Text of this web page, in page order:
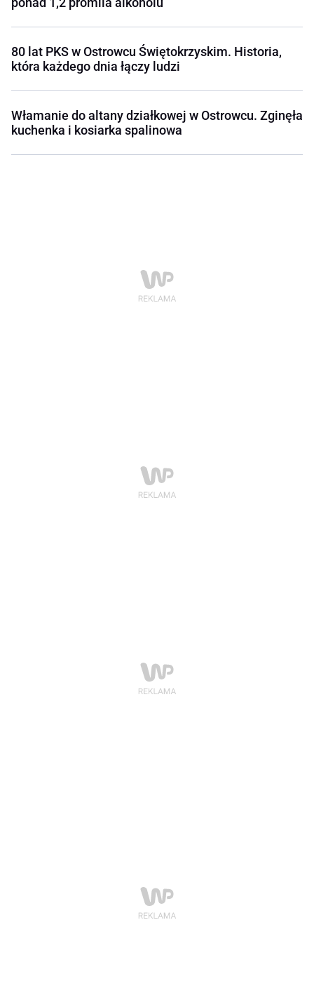
80 lat PKS w Ostrowcu Świętokrzyskim. Historia,
która każdego dnia łączy ludzi
Włamanie do altany działkowej w Ostrowcu. Zginęła
kuchenka i kosiarka spalinowa